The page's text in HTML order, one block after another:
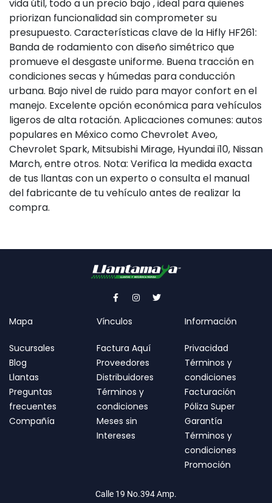
vida útil, todo a un precio bajo , ideal para quienes
priorizan funcionalidad sin comprometer su
presupuesto. Características clave de la Hifly HF261:
Banda de rodamiento con diseño simétrico que
promueve el desgaste uniforme. Buena tracción en
condiciones secas y húmedas para conducción
urbana. Bajo nivel de ruido para mayor confort en el
manejo. Excelente opción económica para vehículos
ligeros de alta rotación. Aplicaciones comunes: autos
populares en México como Chevrolet Aveo,
Chevrolet Spark, Mitsubishi Mirage, Hyundai i10, Nissan
March, entre otros. Nota: Verifica la medida exacta
de tus llantas con un experto o consulta el manual
del fabricante de tu vehículo antes de realizar la
compra.
Mapa
Sucursales
Blog
Llantas
Preguntas
frecuentes
Compañía
Vínculos
Factura Aquí
Proveedores
Distribuidores
Términos y
condiciones
Meses sin
Intereses
Información
Privacidad
Términos y
condiciones
Facturación
Póliza Super
Garantía
Términos y
condiciones
Promoción
Calle 19 No.394 Amp.